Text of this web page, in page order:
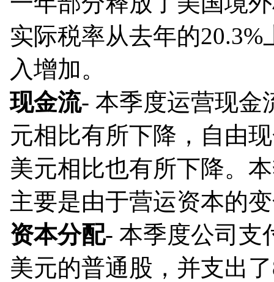
实际税率从去年的
入增加。
现金流- 本季度运营现金
元相比有所下降，自由
美元相比也有所下降。
主要是由于营运资本的
资本分配- 本季度公司支
美元的普通股，并支出